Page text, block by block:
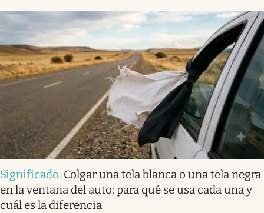
Significado. Colgar una tela blanca o una tela negra
en la ventana del auto: para qué se usa cada una y
cuál es la diferencia